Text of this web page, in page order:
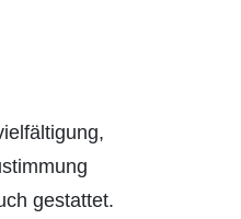
gestattet.